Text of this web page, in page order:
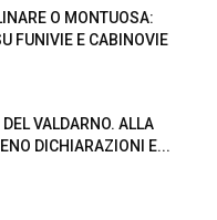
O MONTUOSA:
FUNIVIE E CABINOVIE
VALDARNO. ALLA
DICHIARAZIONI E...